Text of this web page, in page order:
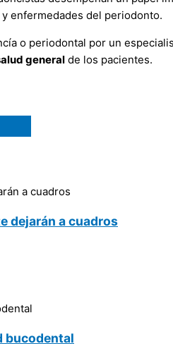
enfermedades del periodonto.
o periodontal por un
general de los pacientes.
dejarán a cuadros
bucodental